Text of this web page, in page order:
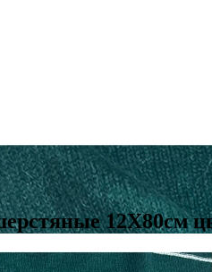
12Х80см